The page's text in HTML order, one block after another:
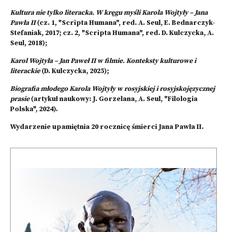
Kultura nie tylko literacka. W kręgu myśli Karola Wojtyły – Jana
Pawła II(cz. 1, "Scripta Humana", red. A. Seul, E. Bednarczyk-
Stefaniak, 2017; cz. 2, "Scripta Humana", red. D. Kulczycka, A.
Seul, 2018);
Karol Wojtyła – Jan Paweł II w filmie. Konteksty kulturowe i
literackie(D. Kulczycka, 2025);
Biografia młodego Karola Wojtyły w rosyjskiej i rosyjskojęzycznej
prasie(artykuł naukowy: J. Gorzelana, A. Seul, "Filologia
Polska", 2024).
Wydarzenie upamiętnia 20 rocznicę śmierci Jana Pawła II.